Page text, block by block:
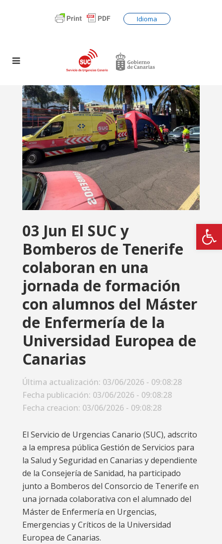
Idioma
03 Jun El SUC y
Bomberos de Tenerife
colaboran en una
jornada de formación
con alumnos del Máster
de Enfermería de la
Universidad Europea de
Canarias
Última actualización: 03/06/2026 - 09:08:28
Fecha publicación: 03/06/2026 - 09:08:28
Fecha creacion: 03/06/2026 - 09:08:28
El Servicio de Urgencias Canario (SUC), adscrito
a la empresa pública Gestión de Servicios para
la Salud y Seguridad en Canarias y dependiente
de la Consejería de Sanidad, ha participado
junto a Bomberos del Consorcio de Tenerife en
una jornada colaborativa con el alumnado del
Máster de Enfermería en Urgencias,
Emergencias y Críticos de la Universidad
Europea de Canarias.